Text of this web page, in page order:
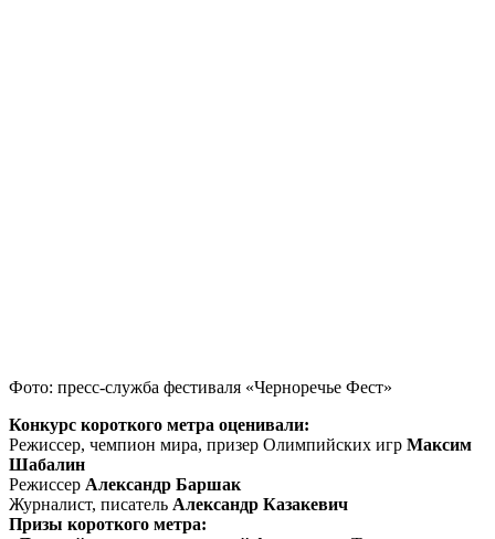
Фото: пресс-служба фестиваля «Черноречье Фест»
Конкурс короткого метра оценивали:
Режиссер, чемпион мира, призер Олимпийских игр Максим
Шабалин
Режиссер Александр Баршак
Журналист, писатель Александр Казакевич
Призы короткого метра: